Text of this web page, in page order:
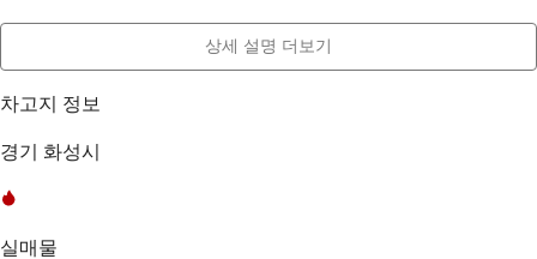
상세 설명 더보기
차고지 정보
경기 화성시
실매물